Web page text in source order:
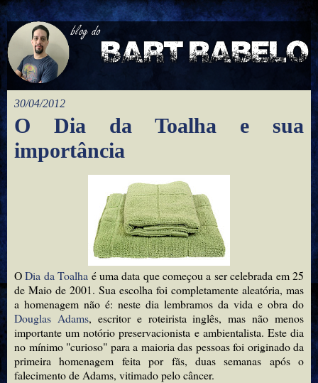
30/04/2012
O Dia da Toalha e sua
importância
ODia da Toalha é uma data que começou a ser celebrada em 25
de Maio de 2001. Sua escolha foi completamente aleatória, mas
a homenagem não é: neste dia lembramos da vida e obra do
Douglas Adams, escritor e roteirista inglês, mas não menos
importante um notório preservacionista e ambientalista. Este dia
no mínimo "curioso" para a maioria das pessoas foi originado da
primeira homenagem feita por fãs, duas semanas após o
falecimento de Adams, vitimado pelo câncer.